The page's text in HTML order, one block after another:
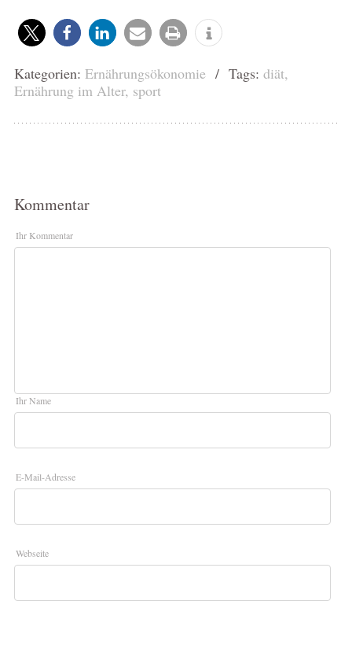
Kategorien: Ernährungsökonomie/ Tags: diät,
Ernährung im Alter, sport
Kommentar
Ihr Kommentar
Ihr Name
E-Mail-Adresse
Webseite